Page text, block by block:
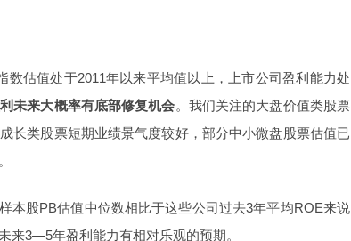
数估值处于2011年以来平均值以上，上市公司盈利能力处
未来大概率有底部修复机会。我们关注的大盘价值类股票
长类股票短期业绩景气度较好，部分中小微盘股票估值已
。
本股PB估值中位数相比于这些公司过去3年平均ROE来说
来3—5年盈利能力有相对乐观的预期。